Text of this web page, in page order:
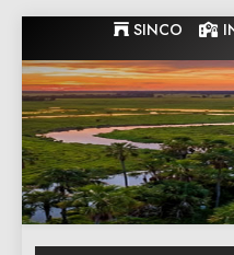
to
content
SINCO